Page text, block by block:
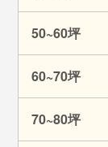
50~60坪
60~70坪
70~80坪